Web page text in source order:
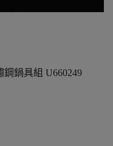
鍋具組 U660249